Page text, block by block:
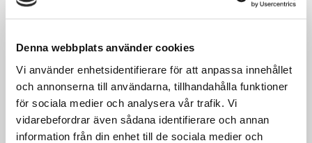
Denna webbplats använder cookies
Vi använder enhetsidentifierare för att anpassa innehållet
och annonserna till användarna, tillhandahålla funktioner
för sociala medier och analysera vår trafik. Vi
vidarebefordrar även sådana identifierare och annan
information från din enhet till de sociala medier och